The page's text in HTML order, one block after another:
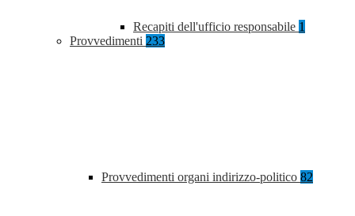
Recapiti dell'ufficio responsabile 1
Provvedimenti 233
Provvedimenti organi indirizzo-politico 82